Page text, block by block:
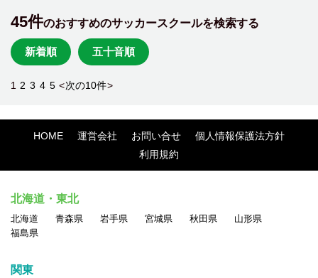
45件のおすすめのサッカースクールを検索する
新着順 五十音順
1 2 3 4 5 <次の10件>
HOME 運営会社 お問い合せ
個人情報保護法方針
利用規約
北海道・東北
北海道 青森県 岩手県 宮城県 秋田県
山形県
福島県
関東